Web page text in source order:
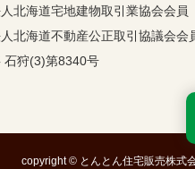
北海道宅地建物取引業協会会員
北海道不動産公正取引協議会会
石狩(3)第8340号
copyright © とんとん住宅販売株式